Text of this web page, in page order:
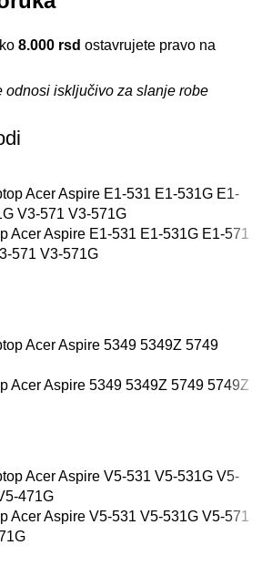
8.000 rsd ostavrujete pravo na
odnosi isključivo za slanje robe
Acer Aspire E1-531 E1-531G E1-571
571 V3-571G
Acer Aspire 5349 5349Z 5749 5749Z
Acer Aspire V5-531 V5-531G V5-571